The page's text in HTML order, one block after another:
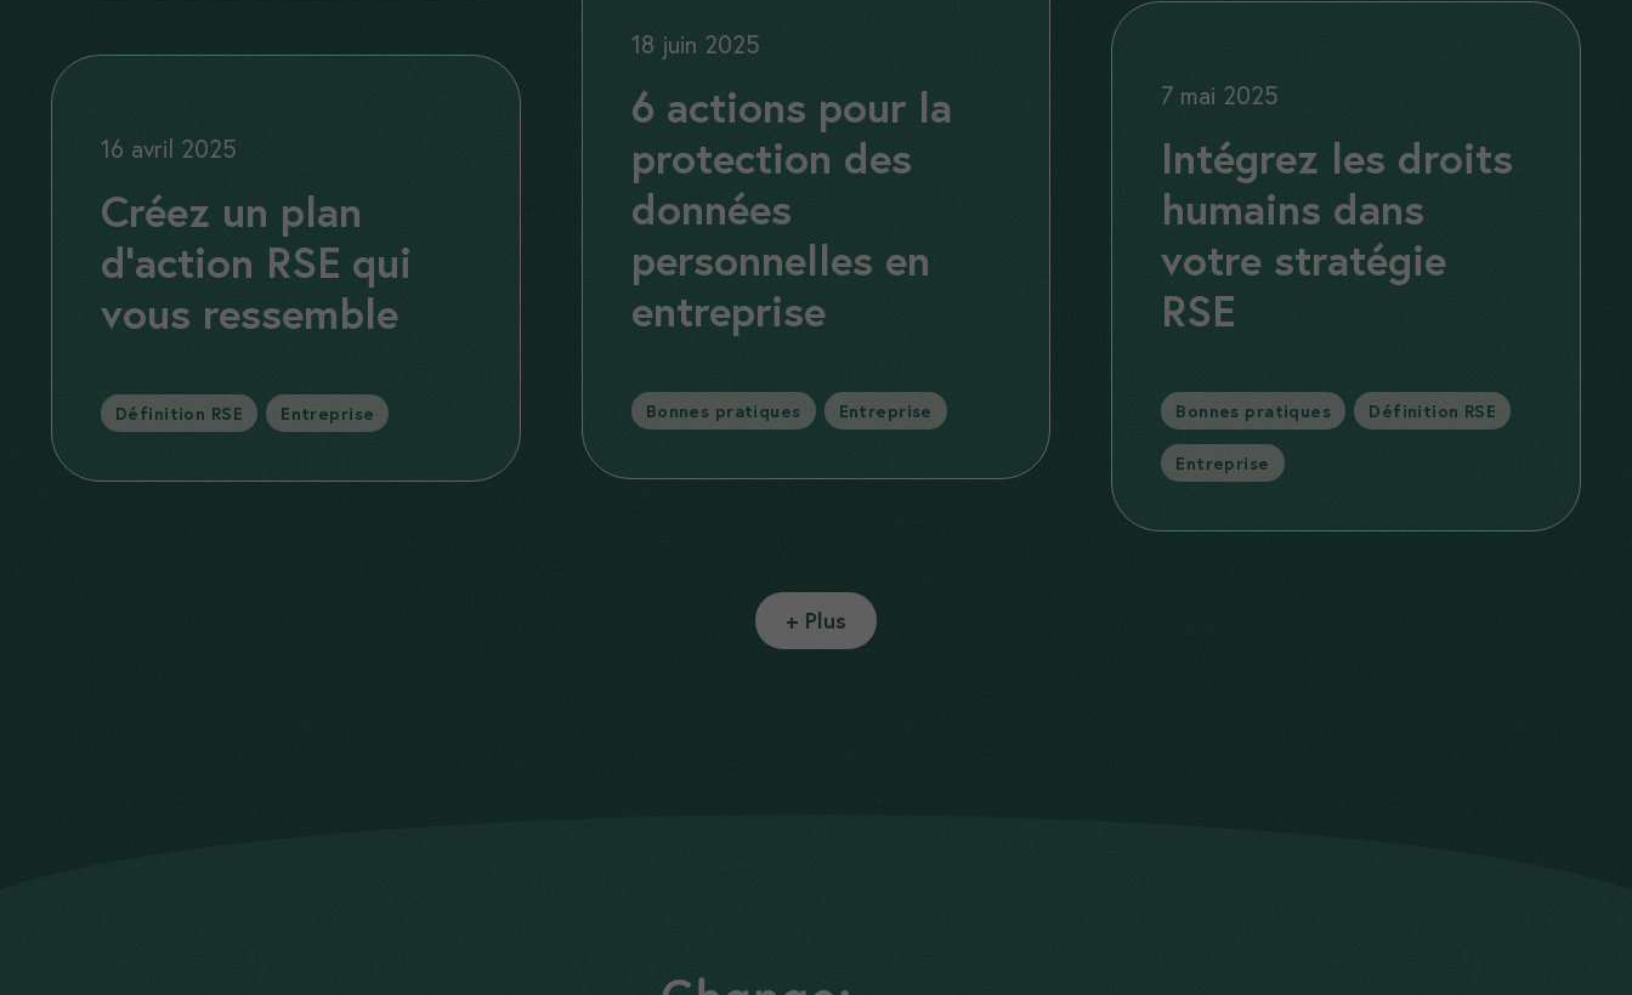
6 actions pour la
protection des
données
personnelles en
entreprise
18 juin 2025
Catégories
Bonnes pratiques
, Entreprise
Intégrez les droits
humains dans
votre stratégie
RSE
7 mai 2025
Catégories
Bonnes pratiques
, Définition RSE
Entreprise
Créez un plan
d’action RSE qui
vous ressemble
16 avril 2025
Catégories
Définition RSE
, Entreprise
+ Plus